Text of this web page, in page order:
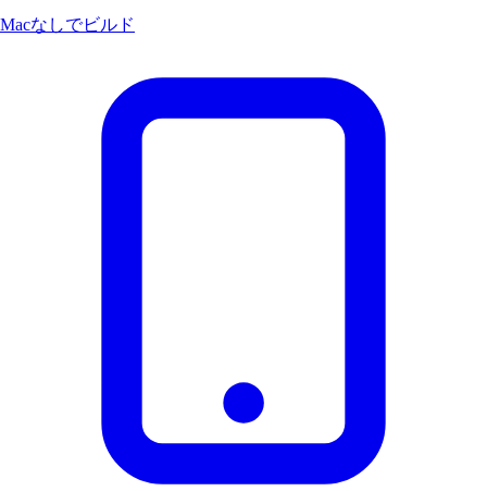
Macなしでビルド